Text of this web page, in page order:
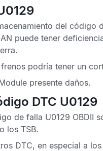
del código
puede tener
podría tener un
presente daños.
DTC U0129
de falla U0129 OBDII
los TSB.
DTC, en especial a